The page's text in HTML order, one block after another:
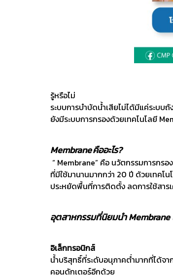
รู้หรือไม่
ระบบการบำบัดน้ำเสียไม่ได้มีแค่ระบบ
ยังมีระบบการกรองด้วยเทคโนโลยี
Membrane คืออะไร?
“ Membrane” คือ นวัตกรรมการกรอ
ที่มีใช้มานานมากกว่า 20 ปี ด้วยเทค
ประหยัดพื้นที่การติดตั้ง ลดการใช้สา
อุตสาหกรรมที่นิยมนำ Membrane
อิเล็กทรอนิกส์
น้ำบริสุทธิ์ที่ระดับอนุภาคต่ำมากที่ได้จ
คอนดักเตอร์อีกด้วย